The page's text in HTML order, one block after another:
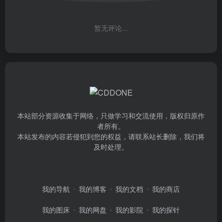
暂无评论...
本站部分资源收集于网络，只做学习和交流使用，版权归原作
者所有。
本站发布的内容若侵犯到您的权益，请联系站长删除，我们将
及时处理。
我的导航 我的博客 我的文档 我的商店
我的图床 我的网盘 我的影院 我的探针